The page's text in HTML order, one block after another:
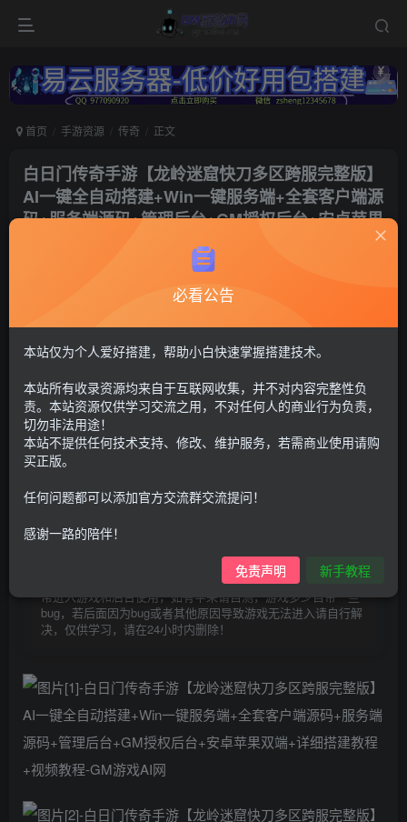
首页 手游资源 传奇 正文
白日门传奇手游【龙岭迷窟快刀多区跨服完整版】
AI一键全自动搭建+Win一键服务端+全套客户端源
码+服务端源码+管理后台+GM授权后台+安卓苹果
双端+详细搭建教程+视频教程
管理后台+运营后台+单安卓
G币30 G币100
仅支持云服务器搭建，适用于小白快速搭建，只能确保安卓正
常进入游戏和后台使用，如有苹果请自测，游戏多少自带一些
bug，若后面因为bug或者其他原因导致游戏无法进入请自行解
决，仅供学习，请在24小时内删除！
付费资源
必看公告
本站仅为个人爱好搭建，帮助小白快速掌握搭建技术。
本站所有收录资源均来自于互联网收集，并不对内容完整性负
责。本站资源仅供学习交流之用，不对任何人的商业行为负责，
切勿非法用途！
本站不提供任何技术支持、修改、维护服务，若需商业使用请购
买正版。
任何问题都可以添加官方交流群交流提问！
感谢一路的陪伴！
免责声明 新手教程